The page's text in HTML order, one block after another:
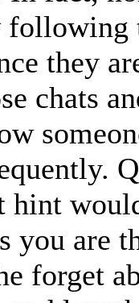
they
chats
hint
you are
forget